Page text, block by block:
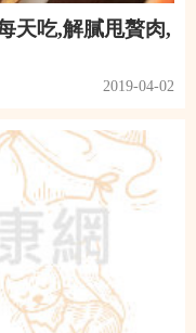
天吃,解膩甩贅肉,
2019-04-02